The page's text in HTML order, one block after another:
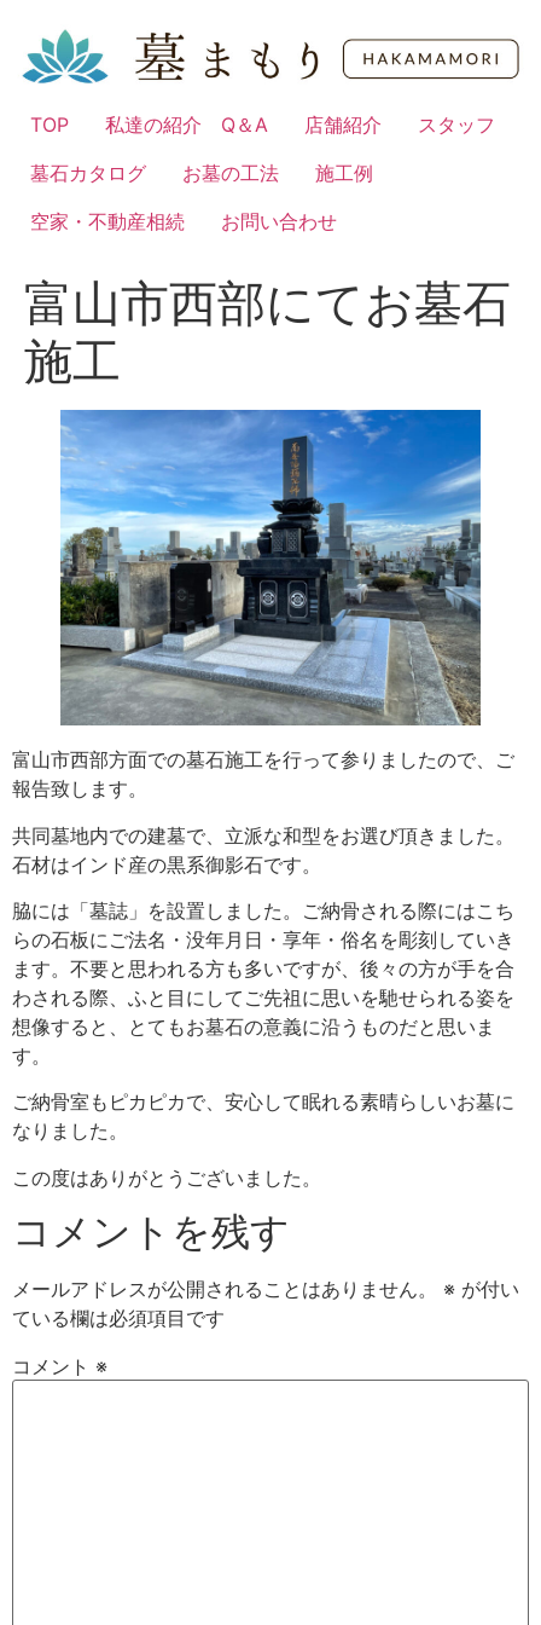
TOP 私達の紹介 Q＆A 店舗紹介
スタッフ
墓石カタログ
お墓の工法
施工例
空家・不動産相続
お問い合わせ
富山市西部にてお墓石
施工
富山市西部方面での墓石施工を行って参りましたので、ご
報告致します。
共同墓地内での建墓で、立派な和型をお選び頂きました。
石材はインド産の黒系御影石です。
脇には「墓誌」を設置しました。ご納骨される際にはこち
らの石板にご法名・没年月日・享年・俗名を彫刻していき
ます。不要と思われる方も多いですが、後々の方が手を合
わされる際、ふと目にしてご先祖に思いを馳せられる姿を
想像すると、とてもお墓石の意義に沿うものだと思いま
す。
ご納骨室もピカピカで、安心して眠れる素晴らしいお墓に
なりました。
この度はありがとうございました。
コメントを残す
メールアドレスが公開されることはありません。 ※ が付い
ている欄は必須項目です
コメント ※